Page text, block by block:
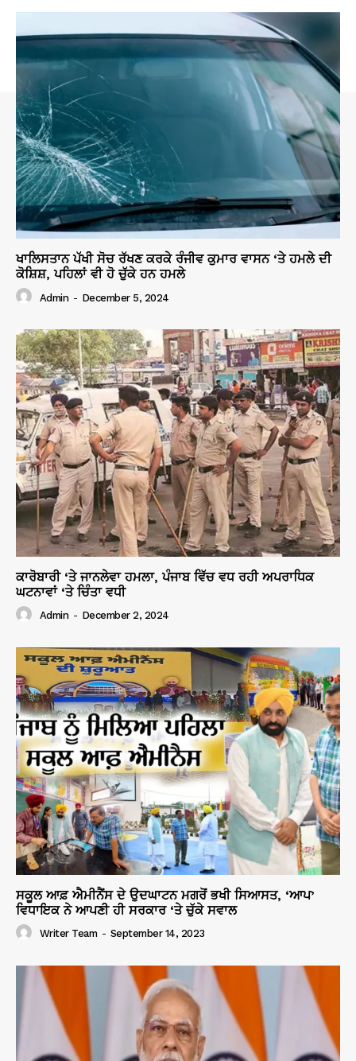
ਖਾਲਿਸਤਾਨ ਪੱਖੀ ਸੋਚ ਰੱਖਣ ਕਰਕੇ ਰੰਜੀਵ ਕੁਮਾਰ ਵਾਸਨ ‘ਤੇ ਹਮਲੇ ਦੀ
ਕੋਸ਼ਿਸ਼, ਪਹਿਲਾਂ ਵੀ ਹੋ ਚੁੱਕੇ ਹਨ ਹਮਲੇ
Admin - December 5, 2024
ਕਾਰੋਬਾਰੀ ‘ਤੇ ਜਾਨਲੇਵਾ ਹਮਲਾ, ਪੰਜਾਬ ਵਿੱਚ ਵਧ ਰਹੀ ਅਪਰਾਧਿਕ
ਘਟਨਾਵਾਂ ‘ਤੇ ਚਿੰਤਾ ਵਧੀ
Admin - December 2, 2024
ਸਕੂਲ ਆਫ਼ ਐਮੀਨੈਂਸ ਦੇ ਉਦਘਾਟਨ ਮਗਰੋਂ ਭਖੀ ਸਿਆਸਤ, ‘ਆਪ’
ਵਿਧਾਇਕ ਨੇ ਆਪਣੀ ਹੀ ਸਰਕਾਰ ‘ਤੇ ਚੁੱਕੇ ਸਵਾਲ
Writer Team - September 14, 2023